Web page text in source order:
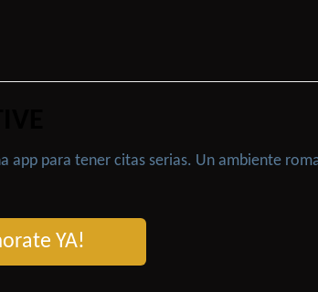
app para tener citas serias. Un ambiente
YA!